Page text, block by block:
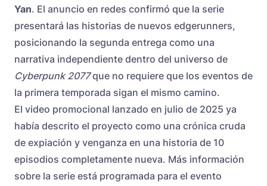
Yan. El anuncio en redes confirmó que la serie
presentará las historias de nuevos edgerunners,
posicionando la segunda entrega como una
narrativa independiente dentro del universo de
Cyberpunk 2077que no requiere que los eventos de
la primera temporada sigan el mismo camino.
El video promocional lanzado en julio de 2025 ya
había descrito el proyecto como una crónica cruda
de expiación y venganza en una historia de 10
episodios completamente nueva. Más información
sobre la serie está programada para el evento